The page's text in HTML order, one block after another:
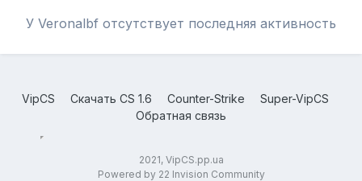
У Veronalbf отсутствует последняя активность
VipCS Скачать CS 1.6 Counter-Strike
Super-VipCS
Обратная связь
2021, VipCS.pp.ua
Powered by 22 Invision Community